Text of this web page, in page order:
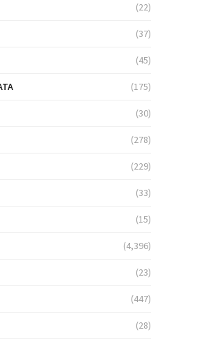
(22)
(37)
(45)
(175)
(30)
(278)
(229)
(33)
(15)
(4,396)
(23)
(447)
(28)